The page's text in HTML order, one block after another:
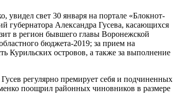
увидел свет 30 января на портале «Блокнот-
губернатора Александра Гусева, касающихся
в регион бывшего главы Воронежской
бюджета-2019; за прием на
Курильских островов, а также за выполнение
регулярно премирует себя и подчиненных
поощрил районных чиновников в размере